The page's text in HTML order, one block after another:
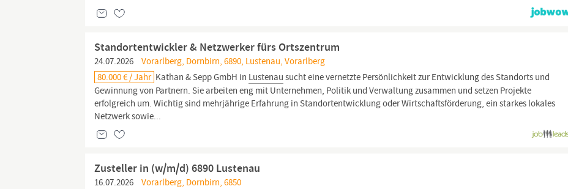
Standortentwickler & Netzwerker fürs Ortszentrum
24.07.2026
Vorarlberg, Dornbirn, 6890, Lustenau, Vorarlberg
80.000 € / Jahr Kathan & Sepp GmbH in Lustenau sucht eine vernetzte Persönlichkeit zur Entwicklung des Standorts und
Gewinnung von Partnern. Sie arbeiten eng mit Unternehmen, Politik und Verwaltung zusammen und setzen Projekte
erfolgreich um. Wichtig sind mehrjährige Erfahrung in Standortentwicklung oder Wirtschaftsförderung, ein starkes lokales
Netzwerk sowie...
Zusteller in (w/m/d) 6890 Lustenau
16.07.2026
Vorarlberg, Dornbirn, 6850